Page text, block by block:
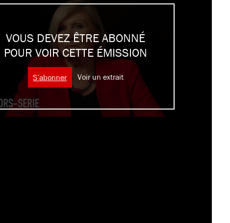
VOUS DEVEZ ÊTRE ABONNÉ
POUR VOIR CETTE ÉMISSION
S’abonner Voir un extrait